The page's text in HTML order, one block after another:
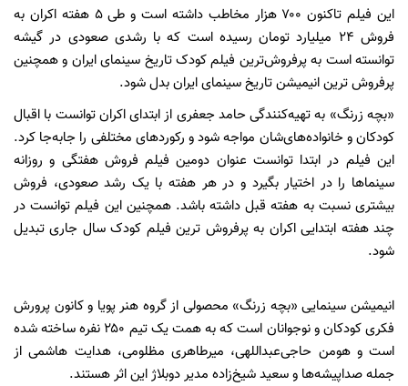
این فیلم تاکنون ۷۰۰ هزار مخاطب داشته است و طی ۵ هفته اکران به
فروش ۲۴ میلیارد تومان رسیده است که با رشدی صعودی در گیشه
توانسته است به پرفروش‌ترین فیلم کودک تاریخ سینمای ایران و همچنین
پرفروش ترین انیمیشن تاریخ سینمای ایران بدل شود.
«بچه زرنگ» به تهیه‌کنندگی حامد جعفری از ابتدای اکران توانست با اقبال
کودکان و خانواده‌های‌شان مواجه شود و رکوردهای مختلفی را جابه‌جا کرد.
این فیلم در ابتدا توانست عنوان دومین فیلم فروش هفتگی و روزانه
سینماها را در اختیار بگیرد و در هر هفته با یک رشد صعودی، فروش
بیشتری نسبت به هفته قبل داشته باشد. همچنین این فیلم توانست در
چند هفته ابتدایی اکران به پرفروش ترین فیلم کودک سال جاری تبدیل
شود.
انیمیشن سینمایی «بچه زرنگ» محصولی از گروه هنر پویا و کانون پرورش
فکری کودکان و نوجوانان است که به همت یک تیم ۲۵۰ نفره ساخته شده
است و هومن حاجی‌عبداللهی، میرطاهری مظلومی، هدایت هاشمی از
جمله صداپیشه‌ها و سعید شیخ‌زاده مدیر دوبلاژ این اثر هستند.